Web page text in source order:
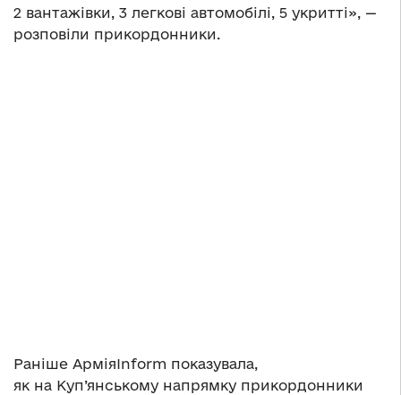
2 вантажівки, 3 легкові автомобілі, 5 укритті», —
розповіли прикордонники.
Раніше АрміяInform показувала,
як на Куп’янському напрямку прикордонники